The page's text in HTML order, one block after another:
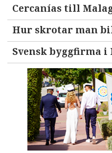
Cercanías till
Hur skrotar man
Svensk byggfirma i